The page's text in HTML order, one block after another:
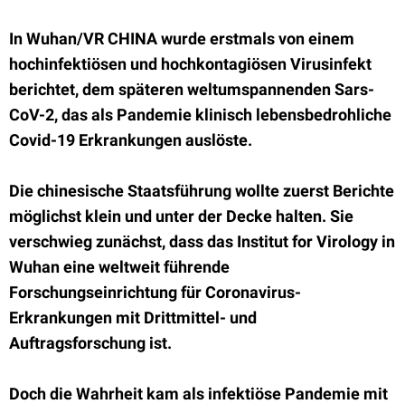
In Wuhan/VR CHINA wurde erstmals von einem
hochinfektiösen und hochkontagiösen Virusinfekt
berichtet, dem späteren weltumspannenden Sars-
CoV-2, das als Pandemie klinisch lebensbedrohliche
Covid-19 Erkrankungen auslöste.
Die chinesische Staatsführung wollte zuerst Berichte
möglichst klein und unter der Decke halten. Sie
verschwieg zunächst, dass das Institut for Virology in
Wuhan eine weltweit führende
Forschungseinrichtung für Coronavirus-
Erkrankungen mit Drittmittel- und
Auftragsforschung ist.
Doch die Wahrheit kam als infektiöse Pandemie mit